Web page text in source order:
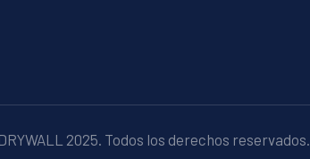
2025. Todos los derechos reservados.